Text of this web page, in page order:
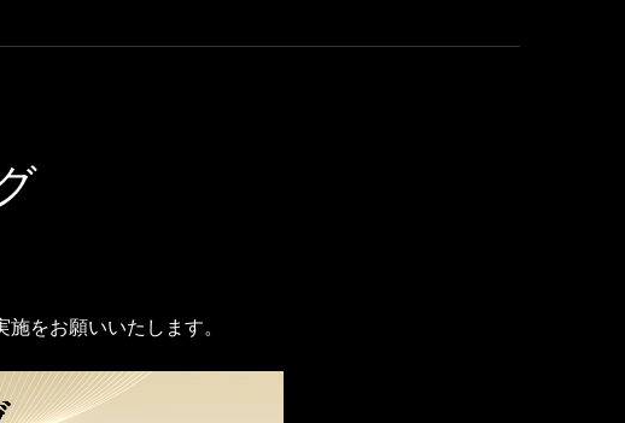
をお願いいたします。